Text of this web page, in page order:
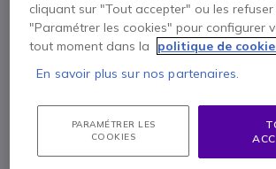
Points Forts
ÉcranIPS 4Kde50 pouces
affichage dynamique 24/7
dans
Couleurs réalistes + traitementUpscaling
cliquant sur "Tout accepter" ou les
"Paramétrer les cookies" pour configurer
tout moment dans la
politique de
En savoir plus sur nos partenaires.
PARAMÉTRER LES
COOKIES